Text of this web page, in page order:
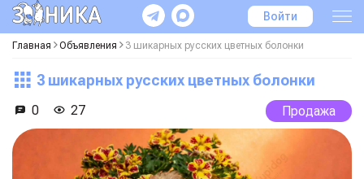
Войти
Главная Объявления 3 шикарных русских цветных болонки
3 шикарных русских цветных болонки
0 27 Продажа